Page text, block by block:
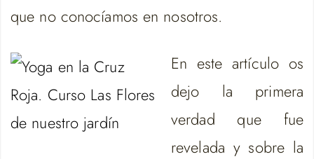
que no conocíamos en nosotros.
En este artículo os
dejo la primera
verdad que fue
revelada y sobre la